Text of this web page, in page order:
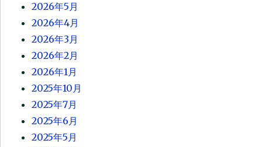
2026年5月
2026年4月
2026年3月
2026年2月
2026年1月
2025年10月
2025年7月
2025年6月
2025年5月